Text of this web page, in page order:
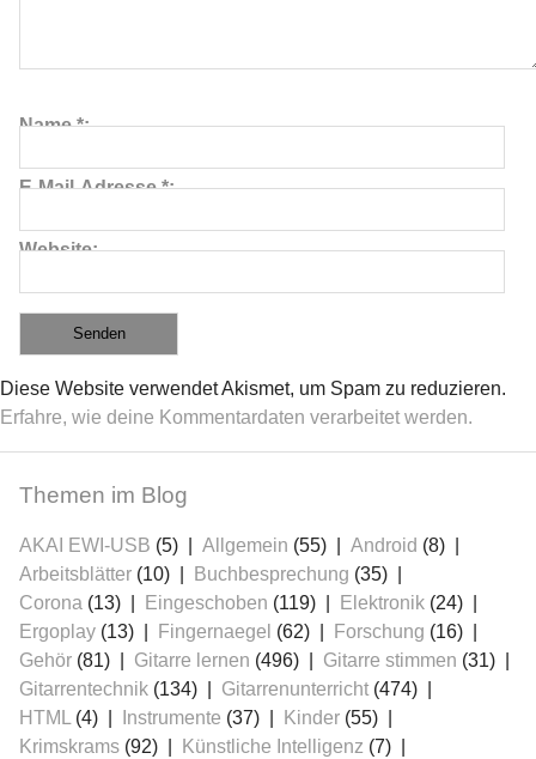
Name*
E-Mail-Adresse*
Website
Diese Website verwendet Akismet, um Spam zu reduzieren.
Erfahre, wie deine Kommentardaten verarbeitet werden.
Themen im Blog
AKAI EWI-USB (5) Allgemein (55) Android (8)
Arbeitsblätter (10) Buchbesprechung (35)
Corona (13) Eingeschoben (119) Elektronik (24)
Ergoplay (13) Fingernaegel (62) Forschung (16)
Gehör (81) Gitarre lernen (496) Gitarre stimmen (31)
Gitarrentechnik (134) Gitarrenunterricht(474)
HTML(4) Instrumente (37) Kinder (55)
Krimskrams (92) Künstliche Intelligenz (7)